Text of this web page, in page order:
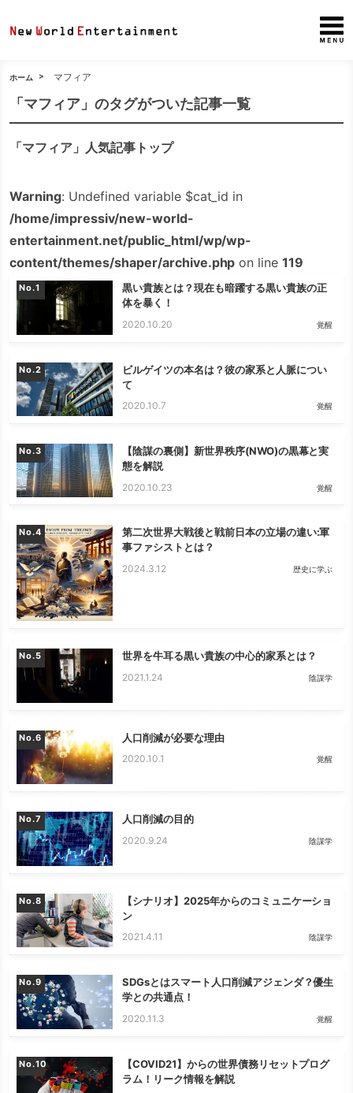
ホーム マフィア
「マフィア」のタグがついた記事一覧
「マフィア」人気記事トップ
Warning: Undefined variable $cat_id in
/home/impressiv/new-world-
entertainment.net/public_html/wp/wp-
content/themes/shaper/archive.php on line119
No.
黒い貴族とは？現在も暗躍する黒い貴族の正
体を暴く！
2020.10.20 覚醒
No.
ビルゲイツの本名は？彼の家系と人脈につい
て
2020.10.7 覚醒
No.
【陰謀の裏側】新世界秩序(NWO)の黒幕と実
態を解説
2020.10.23 覚醒
No.
第二次世界大戦後と戦前日本の立場の違い:軍
事ファシストとは？
2024.3.12 歴史に学ぶ
No. 世界を牛耳る黒い貴族の中心的家系とは？
2021.1.24 陰謀学
No. 人口削減が必要な理由
2020.10.1 覚醒
No. 人口削減の目的
2020.9.24 陰謀学
No.
【シナリオ】2025年からのコミュニケーショ
ン
2021.4.11 陰謀学
No.
SDGsとはスマート人口削減アジェンダ？優生
学との共通点！
2020.11.3 覚醒
No.
【COVID21】からの世界債務リセットプログ
ラム！リーク情報を解説